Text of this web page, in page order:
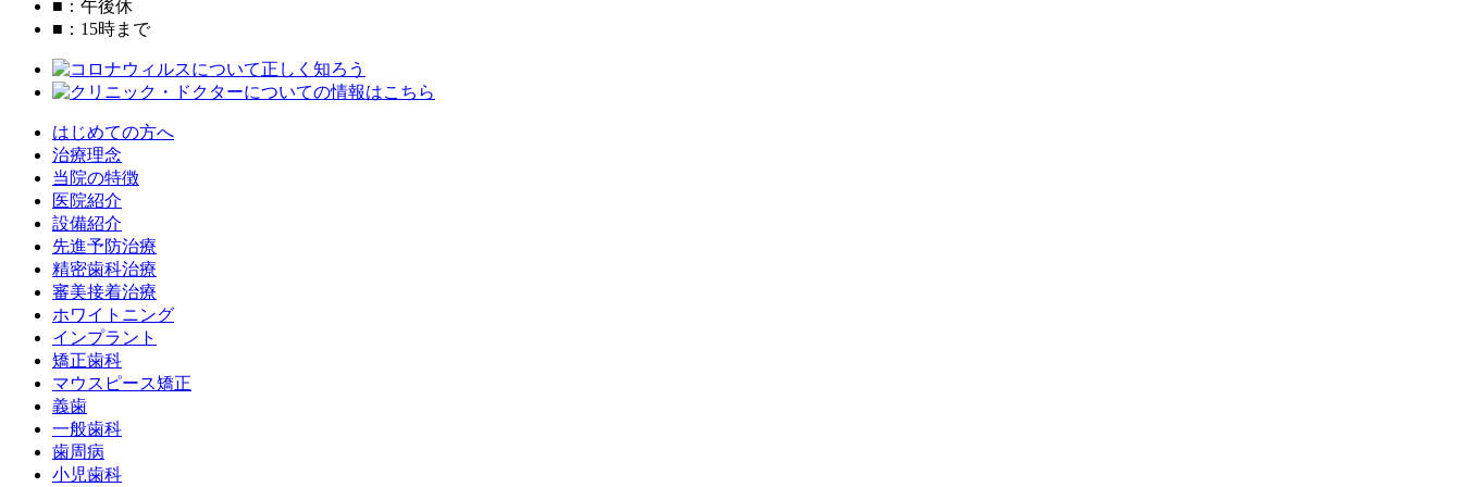
■ ：午後休
■ ：15時まで
はじめての方へ
治療理念
当院の特徴
医院紹介
設備紹介
先進予防治療
精密歯科治療
審美接着治療
ホワイトニング
インプラント
矯正歯科
マウスピース矯正
義歯
一般歯科
歯周病
小児歯科